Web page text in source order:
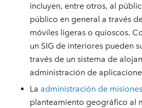
incluyen, entre otros, al
público en general a través
móviles ligeras o quioscos.
un SIG de interiores pueden
través de un sistema de
administración de
La administración de misiones
planteamiento geográfico al